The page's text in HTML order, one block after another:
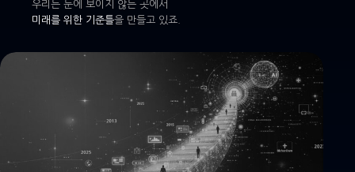
우리는 눈에 보이지 않는 곳에서
미래를 위한 기준틀을 만들고 있죠.